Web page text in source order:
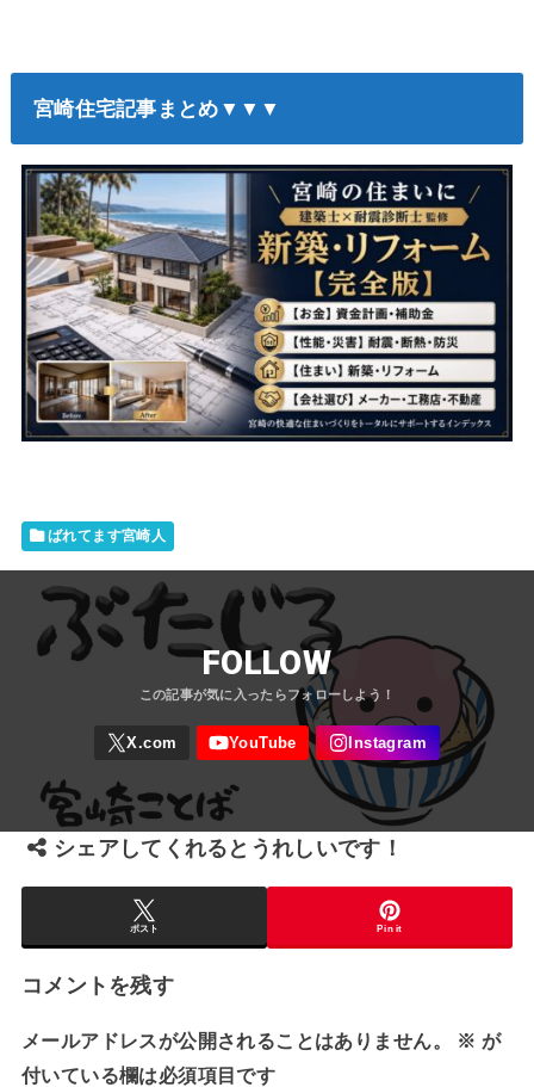
宮崎住宅記事まとめ▼▼▼
ばれてます宮崎人
FOLLOW
シェアしてくれるとうれしいです！
ポスト Pin it
コメントを残す
メールアドレスが公開されることはありません。 ※ が
付いている欄は必須項目です